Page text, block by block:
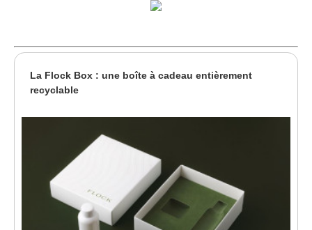
La Flock Box : une boîte à cadeau entièrement
recyclable